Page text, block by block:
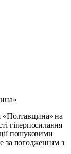
«Полтавщина» на
гіперпосилання
пошуковими
за погодженням з